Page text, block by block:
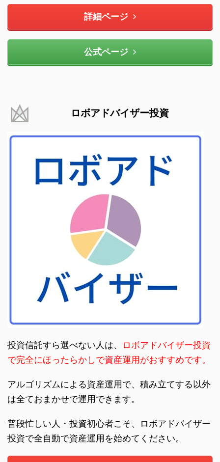
詳細ページ
公式ページ
ロボアドバイザー投資
投資信託すら選べない人は、
ロボアドバイザー投資
で完全にほったらかしで資産運用がおすすめです。
アルゴリズムによる資産運用で、積み立てする以外
は全ておまかせで運用できます。
普段忙しい人・投資初心者こそ、ロボアドバイザー
投資で全自動で資産運用を始めてください。